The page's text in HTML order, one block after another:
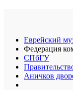
Еврейский
Федерация
СПбГУ
Аничков